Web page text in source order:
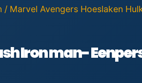
/ Marvel Avengers Hoeslaken
Iron man-